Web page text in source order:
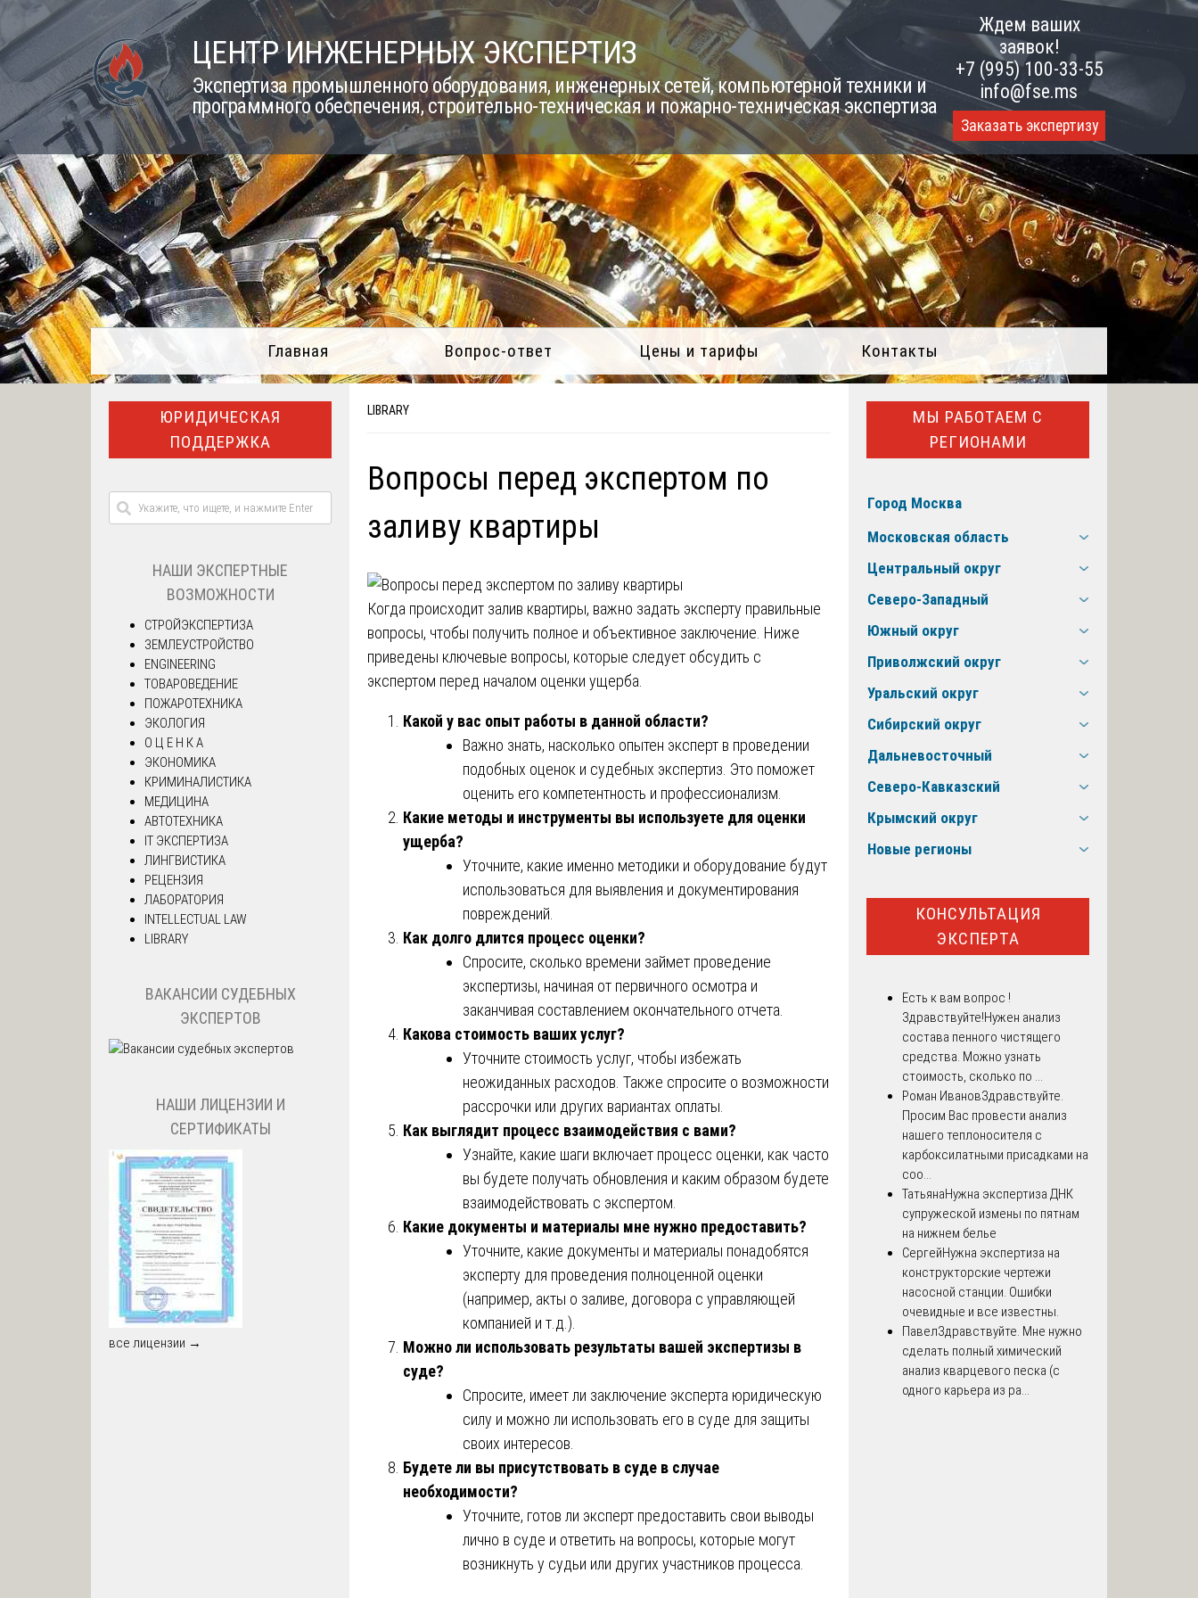
Skip
to
content
ЦЕНТР ИНЖЕНЕРНЫХ ЭКСПЕРТИЗ
Экспертиза промышленного оборудования, инженерных сетей, компьютерной техники и
программного обеспечения, строительно-техническая и пожарно-техническая экспертиза
Ждем ваших
заявок!
+7 (995) 100-33-55
info@fse.ms
Заказать экспертизу
Главная Вопрос-ответ Цены и тарифы Контакты
LIBRARY
Вопросы перед экспертом по
заливу квартиры
Когда происходит залив квартиры, важно задать эксперту правильные
вопросы, чтобы получить полное и объективное заключение. Ниже
приведены ключевые вопросы, которые следует обсудить с
экспертом перед началом оценки ущерба.
Какой у вас опыт работы в данной области?
Важно знать, насколько опытен эксперт в проведении
подобных оценок и судебных экспертиз. Это поможет
оценить его компетентность и профессионализм.
Какие методы и инструменты вы используете для оценки
ущерба?
Уточните, какие именно методики и оборудование будут
использоваться для выявления и документирования
повреждений.
Как долго длится процесс оценки?
Спросите, сколько времени займет проведение
экспертизы, начиная от первичного осмотра и
заканчивая составлением окончательного отчета.
Какова стоимость ваших услуг?
Уточните стоимость услуг, чтобы избежать
неожиданных расходов. Также спросите о возможности
рассрочки или других вариантах оплаты.
Как выглядит процесс взаимодействия с вами?
Узнайте, какие шаги включает процесс оценки, как часто
вы будете получать обновления и каким образом будете
взаимодействовать с экспертом.
Какие документы и материалы мне нужно предоставить?
Уточните, какие документы и материалы понадобятся
эксперту для проведения полноценной оценки
(например, акты о заливе, договора с управляющей
компанией и т.д.).
Можно ли использовать результаты вашей экспертизы в
суде?
Спросите, имеет ли заключение эксперта юридическую
силу и можно ли использовать его в суде для защиты
своих интересов.
Будете ли вы присутствовать в суде в случае
необходимости?
Уточните, готов ли эксперт предоставить свои выводы
лично в суде и ответить на вопросы, которые могут
возникнуть у судьи или других участников процесса.
ЮРИДИЧЕСКАЯ
ПОДДЕРЖКА
НАШИ ЭКСПЕРТНЫЕ
ВОЗМОЖНОСТИ
СТРОЙЭКСПЕРТИЗА
ЗЕМЛЕУСТРОЙСТВО
ENGINEERING
ТОВАРОВЕДЕНИЕ
ПОЖАРОТЕХНИКА
ЭКОЛОГИЯ
О Ц Е Н К А
ЭКОНОМИКА
КРИМИНАЛИСТИКА
МЕДИЦИНА
АВТОТЕХНИКА
IT ЭКСПЕРТИЗА
ЛИНГВИСТИКА
РЕЦЕНЗИЯ
ЛАБОРАТОРИЯ
INTELLECTUAL LAW
LIBRARY
ВАКАНСИИ СУДЕБНЫХ
ЭКСПЕРТОВ
НАШИ ЛИЦЕНЗИИ И
СЕРТИФИКАТЫ
все лицензии →
МЫ РАБОТАЕМ С
РЕГИОНАМИ
Город Москва
Московская область
Центральный округ
Северо-Западный
Южный округ
Приволжский округ
Уральский округ
Сибирский округ
Дальневосточный
Северо-Кавказский
Крымский округ
Новые регионы
КОНСУЛЬТАЦИЯ
ЭКСПЕРТА
Есть к вам вопрос !
Здравствуйте!Нужен анализ
состава пенного чистящего
средства. Можно узнать
стоимость, сколько по ...
Роман ИвановЗдравствуйте.
Просим Вас провести анализ
нашего теплоносителя с
карбоксилатными присадками на
соо...
ТатьянаНужна экспертиза ДНК
супружеской измены по пятнам
на нижнем белье
СергейНужна экспертиза на
конструкторские чертежи
насосной станции. Ошибки
очевидные и все известны.
ПавелЗдравствуйте. Мне нужно
сделать полный химический
анализ кварцевого песка (с
одного карьера из ра...